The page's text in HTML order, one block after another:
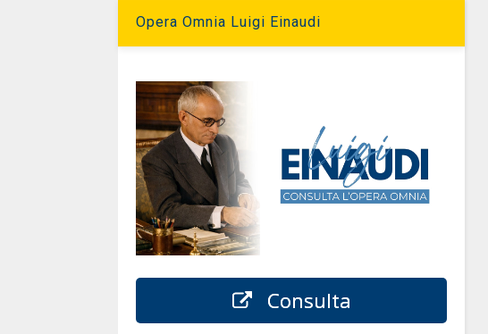
Opera Omnia Luigi Einaudi
Consulta